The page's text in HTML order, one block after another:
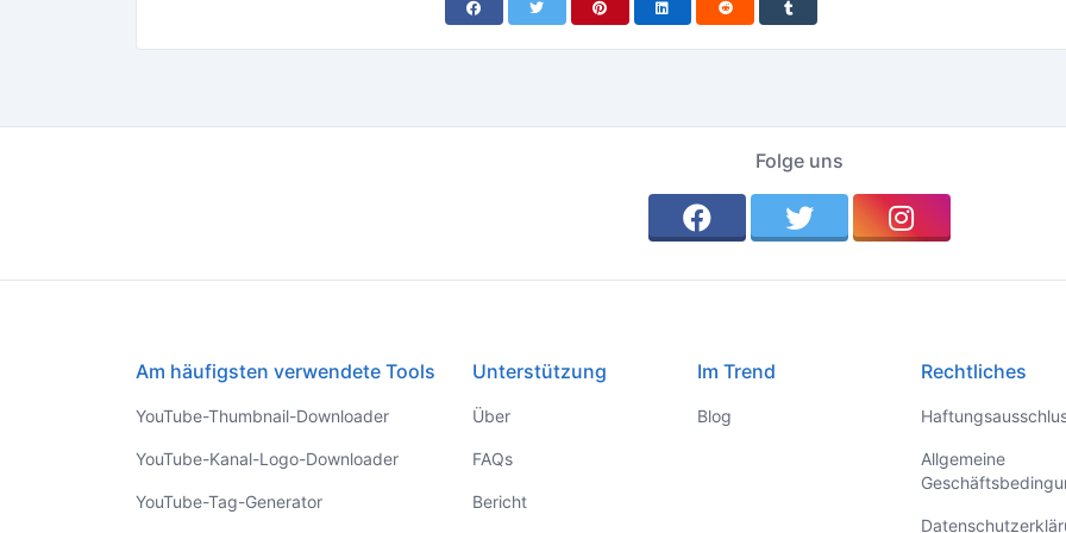
E-Mail-Verifizierung erforderlich. Bei einer
manuellen Registrierung (Name, E-Mail,
Passwort) muss die E-Mail jedoch bestätigt
Folge uns
Am häufigsten verwendete Tools
YouTube-Thumbnail-Downloader
YouTube-Kanal-Logo-Downloader
YouTube-Tag-Generator
Unterstützung
Über
FAQs
Bericht
Im Trend
Blog
Rechtliches
Allgemeine